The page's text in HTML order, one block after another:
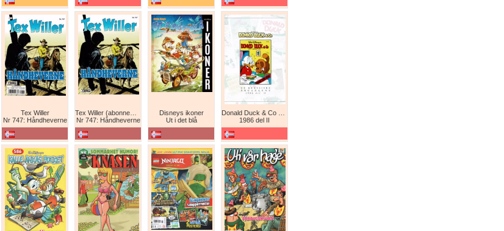
Tex Willer
Nr 747: Håndheverne
Nr 747: Håndheverne
Disneys ikoner
Ut i det blå
1986 del II